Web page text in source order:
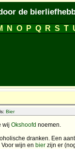
de
N O P Q R S T
Bier
wij Okshoofd noemen.
dranken. Een
wijn en bier zijn er